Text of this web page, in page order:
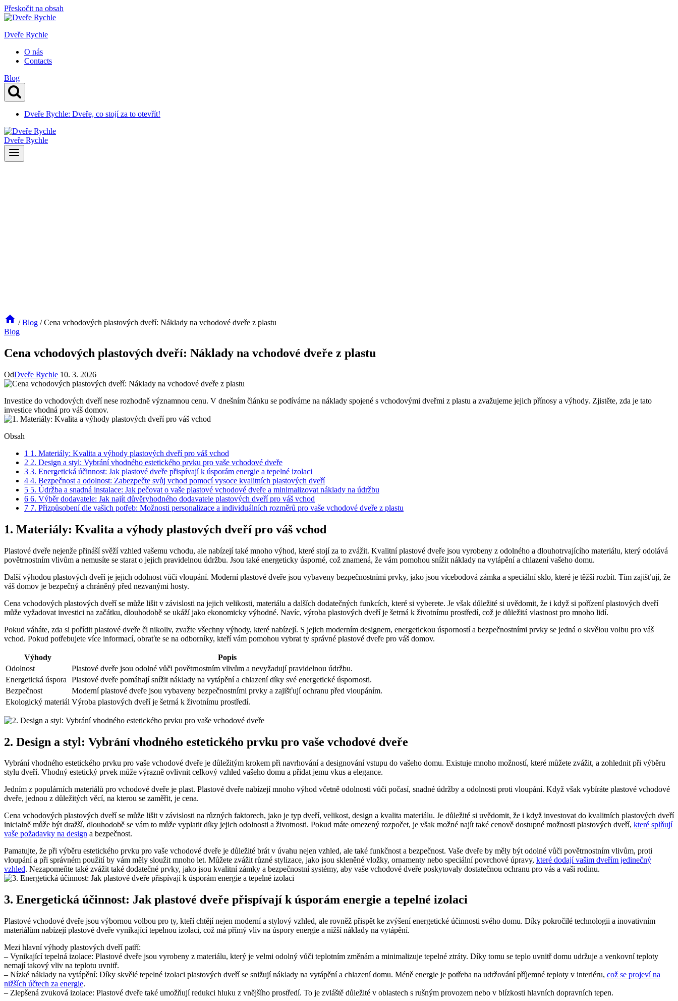
Přeskočit na obsah
Dveře Rychle
O nás
Contacts
Blog
Dveře Rychle: Dveře, co stojí za to otevřít!
Dveře Rychle
/ Blog / Cena vchodových plastových dveří: Náklady na vchodové dveře z plastu
Blog
Cena vchodových plastových dveří: Náklady na vchodové dveře z plastu
OdDveře Rychle 10. 3. 2026
Investice do vchodových dveří nese rozhodně významnou cenu. V dnešním článku se podíváme na náklady spojené s vchodovými dveřmi z plastu a zvažujeme jejich přínosy a výhody. Zjistěte, zda je tato
investice vhodná pro váš domov.
Obsah
1 1. Materiály: Kvalita a výhody plastových dveří pro váš vchod
2 2. Design a styl: Vybrání vhodného estetického prvku pro vaše vchodové dveře
3 3. Energetická účinnost: Jak plastové dveře přispívají k úsporám energie a tepelné izolaci
4 4. Bezpečnost a odolnost: Zabezpečte svůj vchod pomocí vysoce kvalitních plastových dveří
5 5. Údržba a snadná instalace: Jak pečovat o vaše plastové vchodové dveře a minimalizovat náklady na údržbu
6 6. Výběr dodavatele: Jak najít důvěryhodného dodavatele plastových dveří pro váš vchod
7 7. Přizpůsobení dle vašich potřeb: Možnosti personalizace a individuálních rozměrů pro vaše vchodové dveře z plastu
1. Materiály: Kvalita a výhody plastových dveří pro váš vchod
Plastové dveře nejenže přináší svěží vzhled vašemu vchodu, ale nabízejí také mnoho výhod, které stojí za to zvážit. Kvalitní plastové dveře jsou vyrobeny z odolného a dlouhotrvajícího materiálu, který odolává
povětrnostním vlivům a nemusíte se starat o jejich pravidelnou údržbu. Jsou také energeticky úsporné, což znamená, že vám pomohou snížit náklady na vytápění a chlazení vašeho domu.
Další výhodou plastových dveří je jejich odolnost vůči vloupání. Moderní plastové dveře jsou vybaveny bezpečnostními prvky, jako jsou vícebodová zámka a speciální sklo, které je těžší rozbít. Tím zajišťují, že
váš domov je bezpečný a chráněný před nezvanými hosty.
Cena vchodových plastových dveří se může lišit v závislosti na jejich velikosti, materiálu a dalších dodatečných funkcích, které si vyberete. Je však důležité si uvědomit, že i když si pořízení plastových dveří
může vyžadovat investici na začátku, dlouhodobě se ukáží jako ekonomicky výhodné. Navíc, výroba plastových dveří je šetrná k životnímu prostředí, což je důležitá vlastnost pro mnoho lidí.
Pokud váháte, zda si pořídit plastové dveře či nikoliv, zvažte všechny výhody, které nabízejí. S jejich moderním designem, energetickou úsporností a bezpečnostními prvky se jedná o skvělou volbu pro váš
vchod. Pokud potřebujete více informací, obraťte se na odborníky, kteří vám pomohou vybrat ty správné plastové dveře pro váš domov.
Výhody
Popis
Odolnost
Plastové dveře jsou odolné vůči povětrnostním vlivům a nevyžadují pravidelnou údržbu.
Energetická úspora
Plastové dveře pomáhají snížit náklady na vytápění a chlazení díky své energetické úspornosti.
Bezpečnost
Moderní plastové dveře jsou vybaveny bezpečnostními prvky a zajišťují ochranu před vloupáním.
Ekologický materiál Výroba plastových dveří je šetrná k životnímu prostředí.
2. Design a styl: Vybrání vhodného estetického prvku pro vaše vchodové dveře
Vybrání vhodného estetického prvku pro vaše vchodové dveře je důležitým krokem při navrhování a designování vstupu do vašeho domu. Existuje mnoho možností, které můžete zvážit, a zohlednit při výběru
stylu dveří. Vhodný estetický prvek může výrazně ovlivnit celkový vzhled vašeho domu a přidat jemu vkus a elegance.
Jedním z populárních materiálů pro vchodové dveře je plast. Plastové dveře nabízejí mnoho výhod včetně odolnosti vůči počasí, snadné údržby a odolnosti proti vloupání. Když však vybíráte plastové vchodové
dveře, jednou z důležitých věcí, na kterou se zaměřit, je cena.
Cena vchodových plastových dveří se může lišit v závislosti na různých faktorech, jako je typ dveří, velikost, design a kvalita materiálu. Je důležité si uvědomit, že i když investovat do kvalitních plastových dveří
inicialně může být dražší, dlouhodobě se vám to může vyplatit díky jejich odolnosti a životnosti. Pokud máte omezený rozpočet, je však možné najít také cenově dostupné možnosti plastových dveří, které splňují
vaše požadavky na design a bezpečnost.
Pamatujte, že při výběru estetického prvku pro vaše vchodové dveře je důležité brát v úvahu nejen vzhled, ale také funkčnost a bezpečnost. Vaše dveře by měly být odolné vůči povětrnostním vlivům, proti
vloupání a při správném použití by vám měly sloužit mnoho let. Můžete zvážit různé stylizace, jako jsou skleněné vložky, ornamenty nebo speciální povrchové úpravy, které dodají vašim dveřím jedinečný
vzhled. Nezapomeňte také zvážit také dodatečné prvky, jako jsou kvalitní zámky a bezpečnostní systémy, aby vaše vchodové dveře poskytovaly dostatečnou ochranu pro vás a vaši rodinu.
3. Energetická účinnost: Jak plastové dveře přispívají k úsporám energie a tepelné izolaci
Plastové vchodové dveře jsou výbornou volbou pro ty, kteří chtějí nejen moderní a stylový vzhled, ale rovněž přispět ke zvýšení energetické účinnosti svého domu. Díky pokročilé technologii a inovativním
materiálům nabízejí plastové dveře vynikající tepelnou izolaci, což má přímý vliv na úspory energie a nižší náklady na vytápění.
Mezi hlavní výhody plastových dveří patří:
– Vynikající tepelná izolace: Plastové dveře jsou vyrobeny z materiálu, který je velmi odolný vůči teplotním změnám a minimalizuje tepelné ztráty. Díky tomu se teplo uvnitř domu udržuje a venkovní teploty
nemají takový vliv na teplotu uvnitř.
– Nízké náklady na vytápění: Díky skvělé tepelné izolaci plastových dveří se snižují náklady na vytápění a chlazení domu. Méně energie je potřeba na udržování příjemné teploty v interiéru, což se projeví na
nižších účtech za energie.
– Zlepšená zvuková izolace: Plastové dveře také umožňují redukci hluku z vnějšího prostředí. To je zvláště důležité v oblastech s rušným provozem nebo v blízkosti hlavních dopravních tepen.